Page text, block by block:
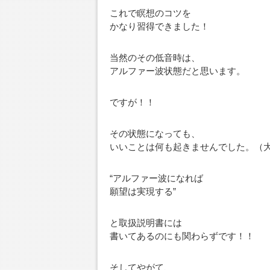
これで瞑想のコツを
かなり習得できました！
当然のその低音時は、
アルファー波状態だと思います。
ですが！！
その状態になっても、
いいことは何も起きませんでした。（
“アルファー波になれば
願望は実現する”
と取扱説明書には
書いてあるのにも関わらずです！！
そしてやがて、